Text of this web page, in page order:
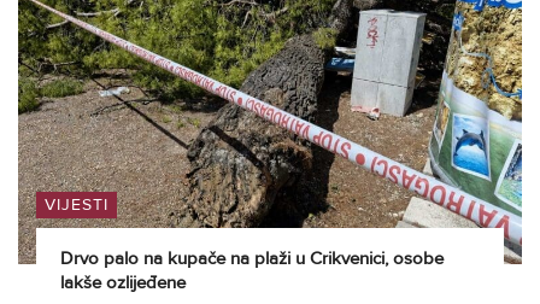
VIJESTI
Drvo palo na kupače na plaži u Crikvenici, osobe
lakše ozlijeđene